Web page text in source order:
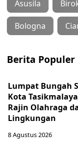
Asusila
Bologna
Berita Populer
Lumpat Bungah
Kota
Rajin Olahraga
Lingkungan
8 Agustus 2026